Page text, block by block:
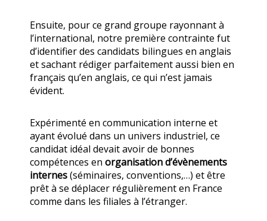
Ensuite, pour ce grand groupe rayonnant à
l’international, notre première contrainte fut
d’identifier des candidats bilingues en anglais
et sachant rédiger parfaitement aussi bien en
français qu’en anglais, ce qui n’est jamais
évident.
Expérimenté en communication interne et
ayant évolué dans un univers industriel, ce
candidat idéal devait avoir de bonnes
compétences en organisation d’évènements
internes(séminaires, conventions,…) et être
prêt à se déplacer régulièrement en France
comme dans les filiales à l’étranger.